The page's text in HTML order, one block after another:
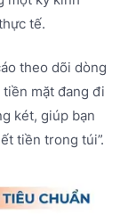
tế.
theo dõi dòng
mặt đang đi
két, giúp bạn
tiền trong túi”.